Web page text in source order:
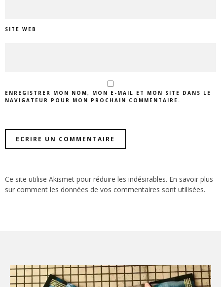
SITE WEB
ENREGISTRER MON NOM, MON E-MAIL ET MON SITE DANS LE
NAVIGATEUR POUR MON PROCHAIN COMMENTAIRE.
Ce site utilise Akismet pour réduire les indésirables. En savoir plus
sur comment les données de vos commentaires sont utilisées.